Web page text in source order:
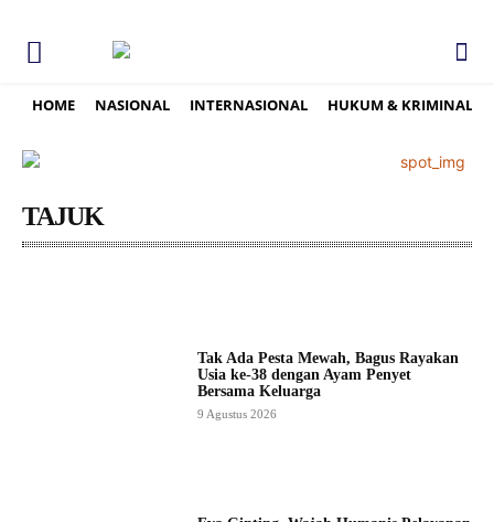
HOME NASIONAL INTERNASIONAL HUKUM & KRIMINAL
TAJUK
Tak Ada Pesta Mewah, Bagus Rayakan
Usia ke-38 dengan Ayam Penyet
Bersama Keluarga
9 Agustus 2026